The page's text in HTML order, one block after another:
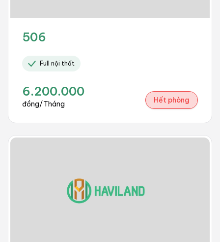
506
Full nội thất
6.200.000
đồng/Tháng Hết phòng